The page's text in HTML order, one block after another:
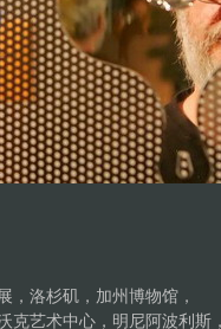
，洛杉矶，加州博物馆，
克艺术中心，明尼阿波利斯